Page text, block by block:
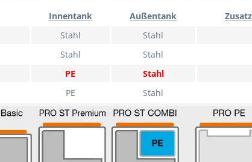
Innentank Außentank
Stahl Stahl
Stahl Stahl
PE Stahl
PE Stahl